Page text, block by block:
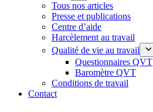
Tous nos articles
Presse et publications
Centre d’aide
Harcèlement au travail
Qualité de vie au travail
Questionnaires QVT
Baromètre QVT
Conditions de travail
Contact